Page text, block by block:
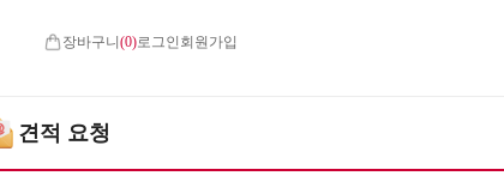
장바구니(0)로그인 회원가입
견적 요청